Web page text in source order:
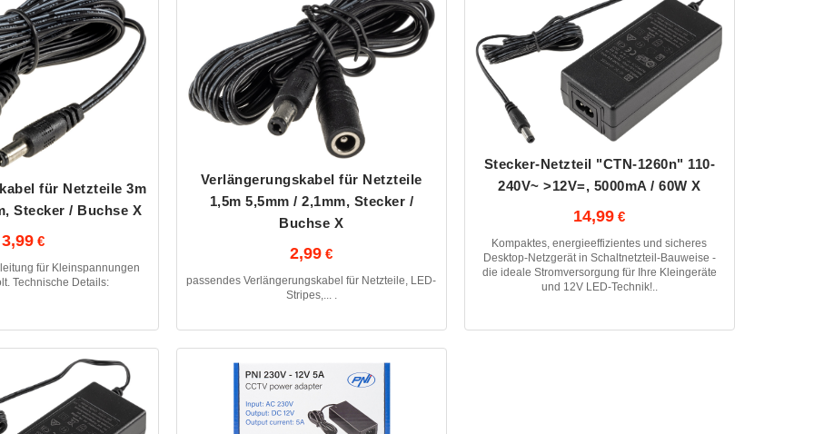
für Netzteile 3m
Stecker / Buchse X
3,99
für Kleinspannungen
Technische Details:
Verlängerungskabel für Netzteile
1,5m 5,5mm / 2,1mm, Stecker /
Buchse X
2,99
passendes Verlängerungskabel für Netzteile, LED-
Stripes,... .
Stecker-Netzteil "CTN-1260n" 110-
240V~ >12V=, 5000mA / 60W X
14,99
Kompaktes, energieeffizientes und sicheres
Desktop-Netzgerät in Schaltnetzteil-Bauweise -
die ideale Stromversorgung für Ihre Kleingeräte
und 12V LED-Technik!..